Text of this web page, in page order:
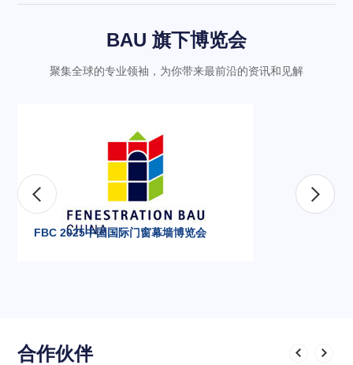
BAU 旗下博览会
聚集全球的专业领袖，为你带来最前沿的资讯和见解
FBC 2025中国国际门窗幕墙博览会
合作伙伴